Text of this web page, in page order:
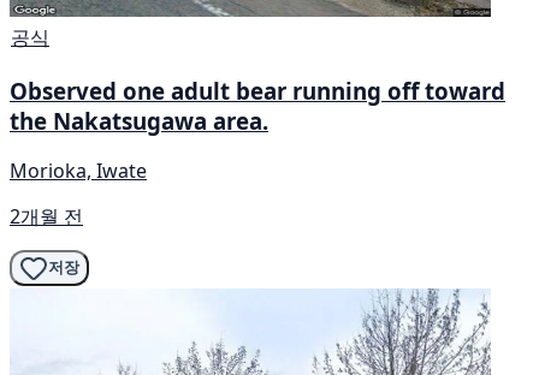
공식
Observed one adult bear running off toward
the Nakatsugawa area.
Morioka, Iwate
2개월 전
저장